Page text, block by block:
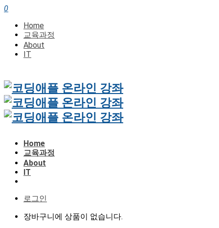
0
Home
교육과정
About
IT
Home
교육과정
About
IT
로그인
장바구니에 상품이 없습니다.